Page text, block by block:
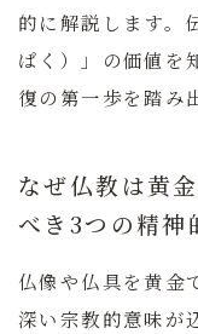
的に解説します。
ぱく）」の価値を
復の第一歩を踏み
なぜ仏教は黄
べき3つの精神
仏像や仏具を黄金
深い宗教的意味が